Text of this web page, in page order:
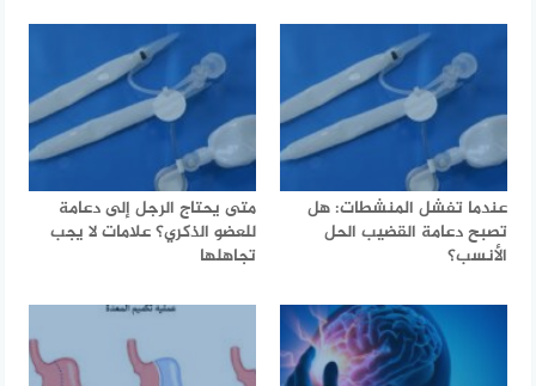
عندما تفشل المنشطات: هل
تصبح دعامة القضيب الحل
الأنسب؟
متى يحتاج الرجل إلى دعامة
للعضو الذكري؟ علامات لا يجب
تجاهلها